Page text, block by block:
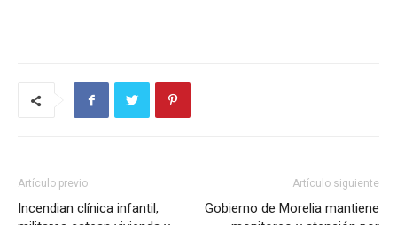
Artículo previo
Incendian clínica infantil,
Artículo siguiente
Gobierno de Morelia mantiene